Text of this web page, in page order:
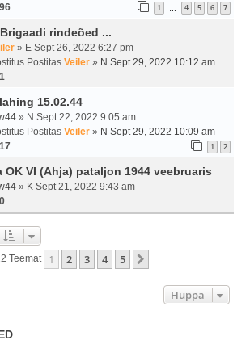
96 1 4 5 6 7
rindeõed ...
» E Sept 26, 2022 6:27 pm
Postitas Veiler » N Sept 29, 2022 10:12 am
1
15.02.44
» N Sept 22, 2022 9:05 am
Postitas Veiler » N Sept 29, 2022 10:09 am
17 1 2
OK VI (Ahja) pataljon 1944 veebruaris
» K Sept 21, 2022 9:43 am
0
Teemat 1 2 3 4 5
Hüppa